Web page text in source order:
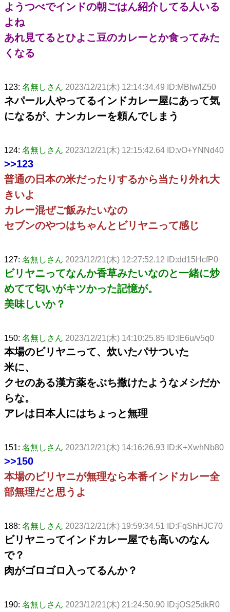
ようつべでインドの朝ごはん紹介してる人いる
よね
あれ見てるとひよこ豆のカレーとか食ってみた
くなる
123: 名無しさん 2023/12/21(木) 12:14:34.49 ID:MBIw/lZ50
ネパール人やってるインドカレー屋にあって気
になるが、ナンカレーを頼んでしまう
124: 名無しさん 2023/12/21(木) 12:15:42.64 ID:vO+YNNd40
>>123
普通の日本の米だったりするから当たり外れ大
きいよ
カレー混ぜご飯みたいなの
セブンのやつはちゃんとビリヤニって感じ
127: 名無しさん 2023/12/21(木) 12:27:52.12 ID:dd15HcfP0
ビリヤニってなんか香草みたいなのと一緒に炒
めてて匂いがキツかった記憶が。
美味しいか？
150: 名無しさん 2023/12/21(木) 14:10:25.85 ID:lE6u/v5q0
本場のビリヤニって、炊いたパサついた
米に、
クセのある漢方薬をぶち撒けたようなメシだか
らな。
アレは日本人にはちょっと無理
151: 名無しさん 2023/12/21(木) 14:16:26.93 ID:K+XwhNb80
>>150
本場のビリヤニが無理なら本番インドカレー全
部無理だと思うよ
188: 名無しさん 2023/12/21(木) 19:59:34.51 ID:FqShHJC70
ビリヤニってインドカレー屋でも高いのなん
で？
肉がゴロゴロ入ってるんか？
190: 名無しさん 2023/12/21(木) 21:24:50.90 ID:jOS25dkR0